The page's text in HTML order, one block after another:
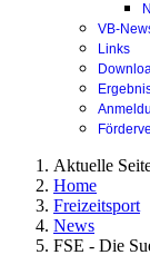
VB-
Links
Aktuelle
Home
Freizeitsport
News
FSE - Die